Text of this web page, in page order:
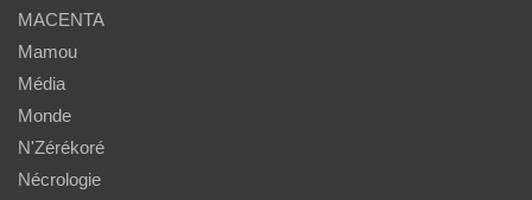
MACENTA
Mamou
Média
Monde
N'Zérékoré
Nécrologie